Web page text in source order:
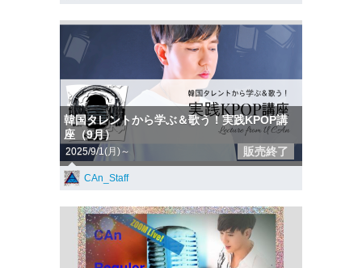
韓国タレントから学ぶ＆歌う！実践KPOP講
座（9月）
2025/9/1(月)～ 販売終了
CAn_Staff